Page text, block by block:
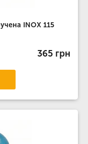
INOX 115
365 грн